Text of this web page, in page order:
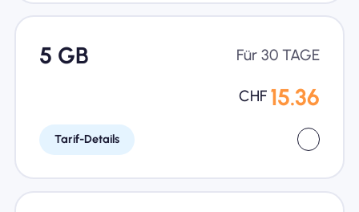
5 GB Für 30 TAGE
CHF 15.36
Tarif-Details